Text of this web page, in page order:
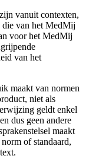
vanuit contexten,
die van het MedMij
voor het MedMij
van het
maakt van normen
niet als
geldt enkel
dus geen andere
maakt
of standaard,